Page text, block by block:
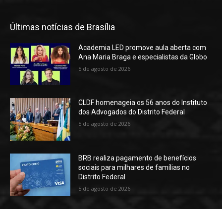
Últimas notícias de Brasília
Academia LED promove aula aberta com
Ana Maria Braga e especialistas da Globo
5 de agosto de 2026
CLDF homenageia os 56 anos do Instituto
dos Advogados do Distrito Federal
5 de agosto de 2026
BRB realiza pagamento de benefícios
sociais para milhares de famílias no
Distrito Federal
5 de agosto de 2026